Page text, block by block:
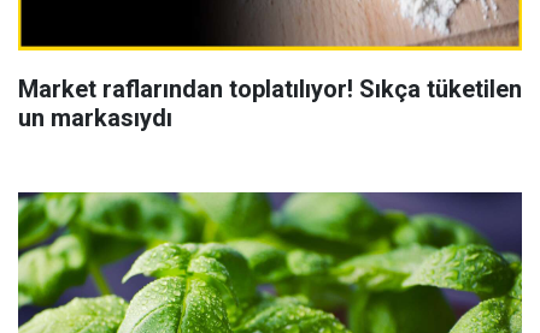
Market raflarından toplatılıyor! Sıkça tüketilen
un markasıydı